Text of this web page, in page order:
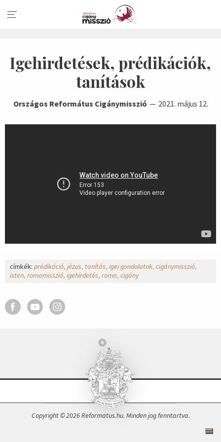
Igehirdetések, prédikációk,
tanítások
Országos Református Cigánymisszió 2021. május 12.
címkék: prédikáció jézus tanítás igei gondolatok cigánymisszió
isten romamisszió igehirdetés roma cigány
Copyright © 2026 Reformatus.hu. Minden jog fenntartva.